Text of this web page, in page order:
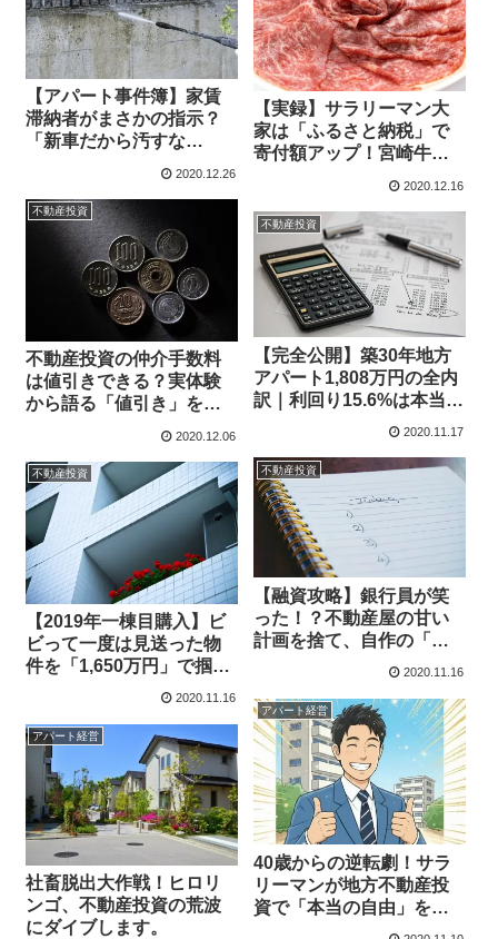
【アパート事件簿】家賃
滞納者がまさかの指示？
「新車だから汚すな
2020.12.26
【実録】サラリーマン大
家は「ふるさと納税」で
寄付額アップ！宮崎牛
2020.12.16
不動産投資
不動産投資の仲介手数料
は値引きできる？実体験
から語る「値引き」を引
2020.12.06
不動産投資
【完全公開】築30年地方
アパート1,808万円の全内
訳｜利回り15.6%は本当に
2020.11.17
不動産投資
【融資攻略】銀行員が笑
った！？不動産屋の甘い
計画を捨て、自作の「辛
口事業計画」で審査を突
2020.11.16
不動産投資
【2019年一棟目購入】ビ
ビって一度は見送った物
件を「1,650万円」で掴み
取った執念の実録
2020.11.16
アパート経営
40歳からの逆転劇！サラ
リーマンが地方不動産投
資で「本当の自由」を掴
アパート経営
社畜脱出大作戦！ヒロリ
ンゴ、不動産投資の荒波
にダイブします。